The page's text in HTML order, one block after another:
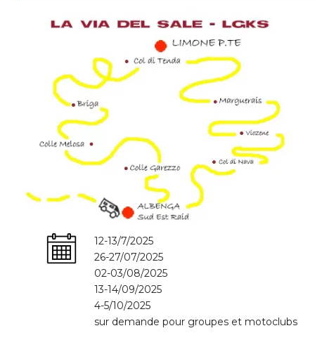
12-13/7/2025
26-27/07/2025
02-03/08/2025
13-14/09/2025
4-5/10/2025
sur demande pour groupes et motoclubs